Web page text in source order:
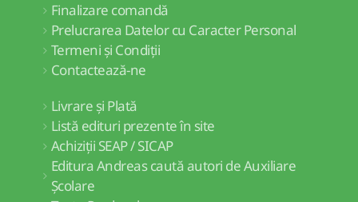
Finalizare comandă
Prelucrarea Datelor cu Caracter Personal
Termeni și Condiții
Contactează-ne
Livrare și Plată
Listă edituri prezente în site
Achiziții SEAP / SICAP
Editura Andreas caută autori de Auxiliare
Școlare